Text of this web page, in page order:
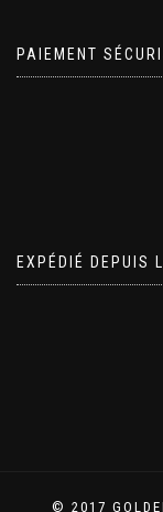
PAIEMENT
EXPÉDIÉ DEPUIS
© 2017